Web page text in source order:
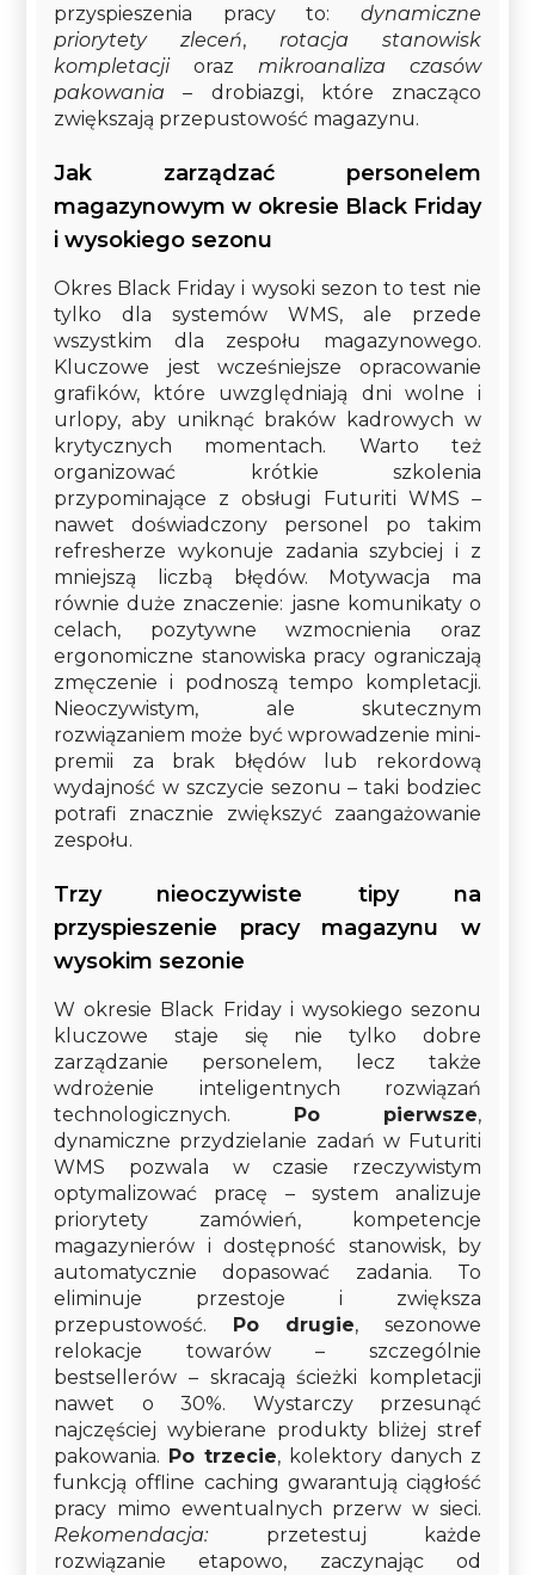
przyspieszenia pracy to: dynamiczne
priorytety zleceń, rotacja stanowisk
kompletacjioraz mikroanaliza czasów
pakowania – drobiazgi, które znacząco
zwiększają przepustowość magazynu.
Jak zarządzać personelem
magazynowym w okresie Black Friday
i wysokiego sezonu
Okres Black Friday i wysoki sezon to test nie
tylko dla systemów WMS, ale przede
wszystkim dla zespołu magazynowego.
Kluczowe jest wcześniejsze opracowanie
grafików, które uwzględniają dni wolne i
urlopy, aby uniknąć braków kadrowych w
krytycznych momentach. Warto też
organizować krótkie szkolenia
przypominające z obsługi Futuriti WMS –
nawet doświadczony personel po takim
refresherze wykonuje zadania szybciej i z
mniejszą liczbą błędów. Motywacja ma
równie duże znaczenie: jasne komunikaty o
celach, pozytywne wzmocnienia oraz
ergonomiczne stanowiska pracy ograniczają
zmęczenie i podnoszą tempo kompletacji.
Nieoczywistym, ale skutecznym
rozwiązaniem może być wprowadzenie mini-
premii za brak błędów lub rekordową
wydajność w szczycie sezonu – taki bodziec
potrafi znacznie zwiększyć zaangażowanie
zespołu.
Trzy nieoczywiste tipy na
przyspieszenie pracy magazynu w
wysokim sezonie
W okresie Black Friday i wysokiego sezonu
kluczowe staje się nie tylko dobre
zarządzanie personelem, lecz także
wdrożenie inteligentnych rozwiązań
technologicznych.
Po pierwsze,
dynamiczne przydzielanie zadań w Futuriti
WMS pozwala w czasie rzeczywistym
optymalizować pracę – system analizuje
priorytety zamówień, kompetencje
magazynierów i dostępność stanowisk, by
automatycznie dopasować zadania. To
eliminuje przestoje i zwiększa
przepustowość.
Po drugie, sezonowe
relokacje towarów – szczególnie
bestsellerów – skracają ścieżki kompletacji
nawet o 30%. Wystarczy przesunąć
najczęściej wybierane produkty bliżej stref
pakowania. Po trzecie, kolektory danych z
funkcją offline caching gwarantują ciągłość
pracy mimo ewentualnych przerw w sieci.
Rekomendacja: przetestuj każde
rozwiązanie etapowo, zaczynając od